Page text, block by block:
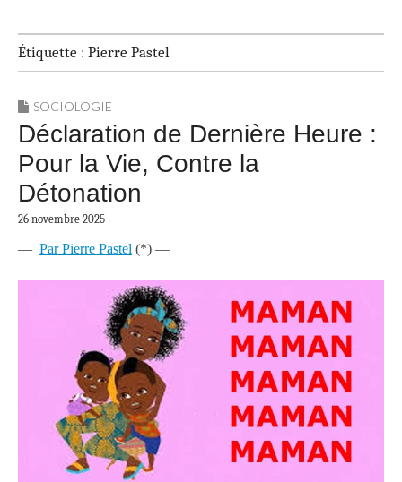
Étiquette : Pierre Pastel
SOCIOLOGIE
Déclaration de Dernière Heure :
Pour la Vie, Contre la
Détonation
26 novembre 2025
— Par Pierre Pastel (*) —